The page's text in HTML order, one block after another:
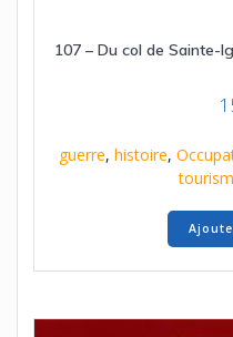
107 – Du col de Sainte-
guerre, histoire,